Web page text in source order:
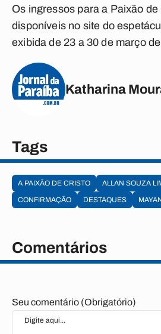
Os ingressos para a Paixão
disponíveis no site do
exibida de 23 a 30 de março
Katharina
Tags
A PAIXÃO DE CRISTO ALLAN SOUZA
CONFIRMAÇÃO
DESTAQUES
Comentários
Seu comentário (Obrigatório)